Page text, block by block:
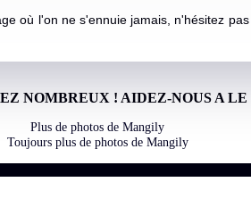
où l'on ne s'ennuie jamais, n'hésitez
NOMBREUX ! AIDEZ-NOUS A
Plus de photos de Mangily
Toujours plus de photos de Mangily